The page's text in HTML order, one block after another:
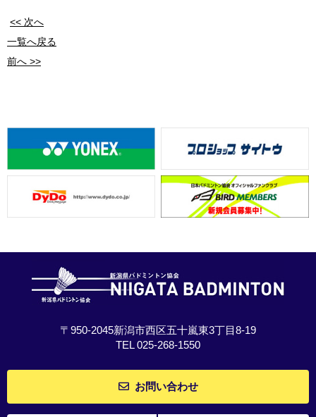
<< 次へ
一覧へ戻る
前へ >>
〒950-2045新潟市西区五十嵐東3丁目8-19
TEL 025-268-1550
お問い合わせ